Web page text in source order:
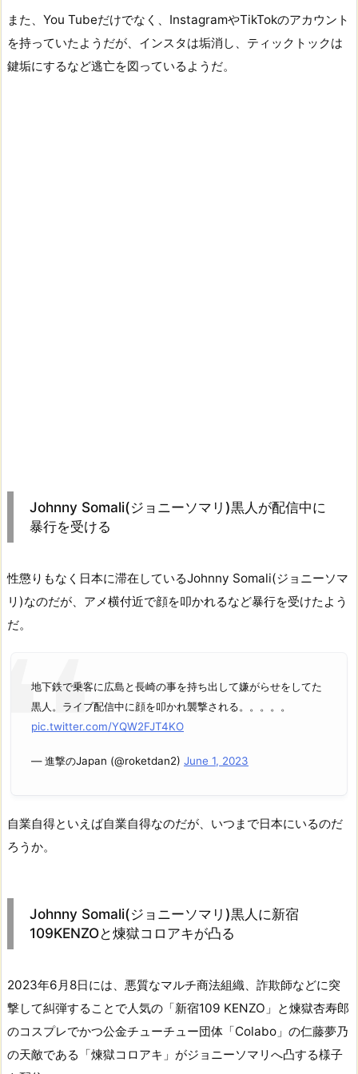
また、You Tubeだけでなく、InstagramやTikTokのアカウント
を持っていたようだが、インスタは垢消し、ティックトックは
鍵垢にするなど逃亡を図っているようだ。
Johnny Somali(ジョニーソマリ)黒人が配信中に
暴行を受ける
性懲りもなく日本に滞在しているJohnny Somali(ジョニーソマ
リ)なのだが、アメ横付近で顔を叩かれるなど暴行を受けたよう
だ。
地下鉄で乗客に広島と長崎の事を持ち出して嫌がらせをしてた
黒人。ライブ配信中に顔を叩かれ襲撃される。。。。。
pic.twitter.com/YQW2FJT4KO
— 進撃のJapan (@roketdan2) June 1, 2023
自業自得といえば自業自得なのだが、いつまで日本にいるのだ
ろうか。
Johnny Somali(ジョニーソマリ)黒人に新宿
109KENZOと煉獄コロアキが凸る
2023年6月8日には、悪質なマルチ商法組織、詐欺師などに突
撃して糾弾することで人気の「新宿109 KENZO」と煉獄杏寿郎
のコスプレでかつ公金チューチュー団体「Colabo」の仁藤夢乃
の天敵である「煉獄コロアキ」がジョニーソマリへ凸する様子